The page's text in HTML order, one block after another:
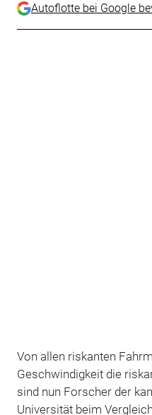
Autoflotte bei Google
Von allen riskanten
Geschwindigkeit die
sind nun Forscher der
Universität beim